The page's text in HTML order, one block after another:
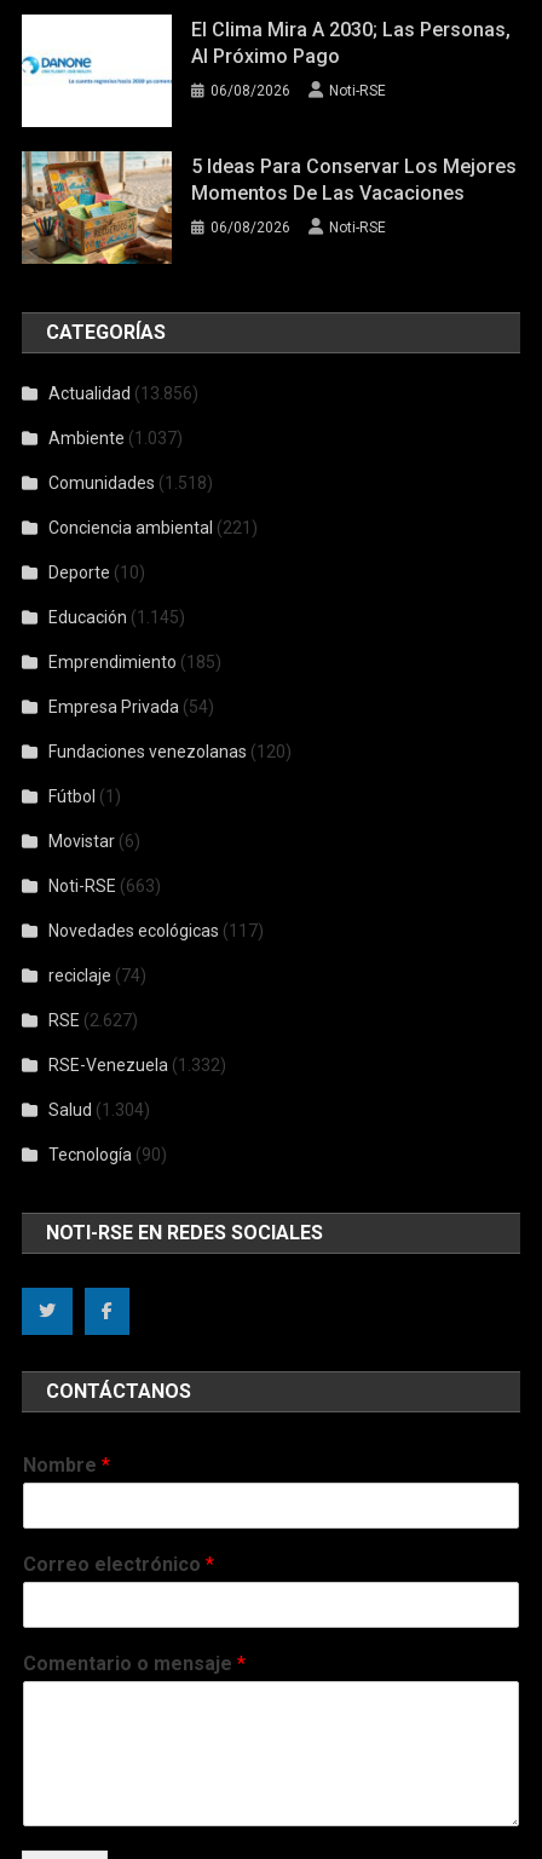
El Clima Mira A 2030; Las Personas,
Al Próximo Pago
06/08/2026 Noti-RSE
5 Ideas Para Conservar Los Mejores
Momentos De Las Vacaciones
06/08/2026 Noti-RSE
CATEGORÍAS
Actualidad (13.856)
Ambiente (1.037)
Comunidades (1.518)
Conciencia ambiental (221)
Deporte (10)
Educación (1.145)
Emprendimiento (185)
Empresa Privada (54)
Fundaciones venezolanas (120)
Fútbol (1)
Movistar (6)
Noti-RSE (663)
Novedades ecológicas (117)
reciclaje (74)
RSE (2.627)
RSE-Venezuela (1.332)
Salud (1.304)
Tecnología (90)
NOTI-RSE EN REDES SOCIALES
CONTÁCTANOS
Nombre*
Correo electrónico*
Comentario o mensaje*